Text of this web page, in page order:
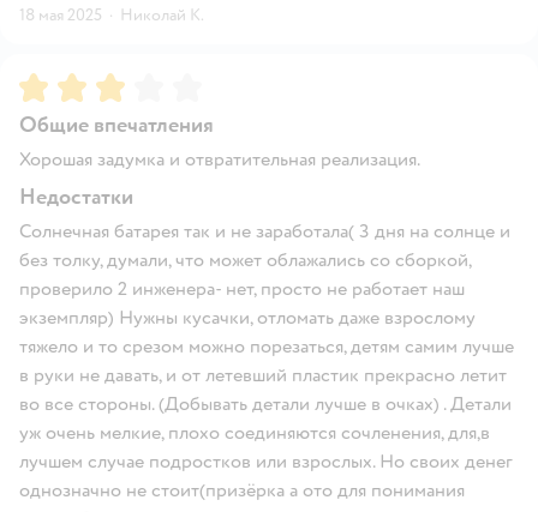
18 мая 2025 · Николай К.
Рейтинг:3
Общие впечатления
Хорошая задумка и отвратительная реализация.
Недостатки
Солнечная батарея так и не заработала( 3 дня на солнце и
без толку, думали, что может облажались со сборкой,
проверило 2 инженера- нет, просто не работает наш
экземпляр) Нужны кусачки, отломать даже взрослому
тяжело и то срезом можно порезаться, детям самим лучше
в руки не давать, и от летевший пластик прекрасно летит
во все стороны. (Добывать детали лучше в очках) . Детали
уж очень мелкие, плохо соединяются сочленения, для,в
лучшем случае подростков или взрослых. Но своих денег
однозначно не стоит(призёрка а ото для понимания